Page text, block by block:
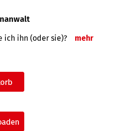
ich ihn (oder sie)? mehr